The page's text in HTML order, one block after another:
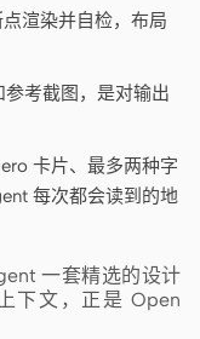
渲染并自检，布局
考截图，是对输出
卡片、最多两种字
每次都会读到的地
一套精选的设计
下文，正是 Open